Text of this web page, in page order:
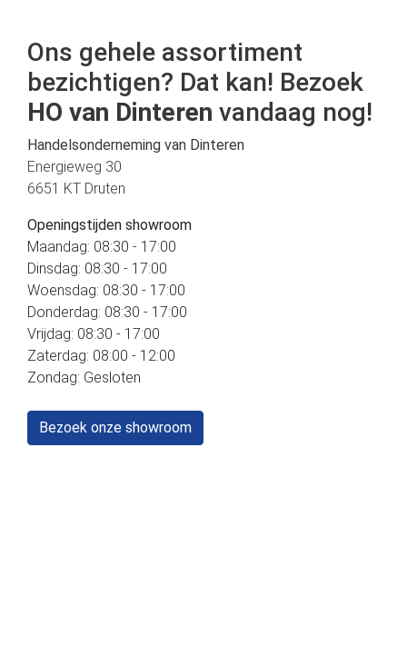
Ons gehele assortiment
bezichtigen? Dat kan! Bezoek
HO van Dinteren vandaag nog!
Handelsonderneming van Dinteren
Energieweg 30
6651 KT Druten
Openingstijden showroom
Maandag: 08:30 - 17:00
Dinsdag: 08:30 - 17:00
Woensdag: 08:30 - 17:00
Donderdag: 08:30 - 17:00
Vrijdag: 08:30 - 17:00
Zaterdag: 08:00 - 12:00
Zondag: Gesloten
Bezoek onze showroom